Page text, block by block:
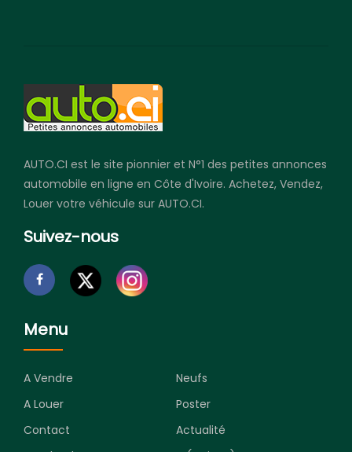
AUTO.CI est le site pionnier et N°1 des petites annonces
automobile en ligne en Côte d'Ivoire. Achetez, Vendez,
Louer votre véhicule sur AUTO.CI.
Suivez-nous
Menu
A Vendre
Neufs
A Louer
Poster
Contact
Actualité